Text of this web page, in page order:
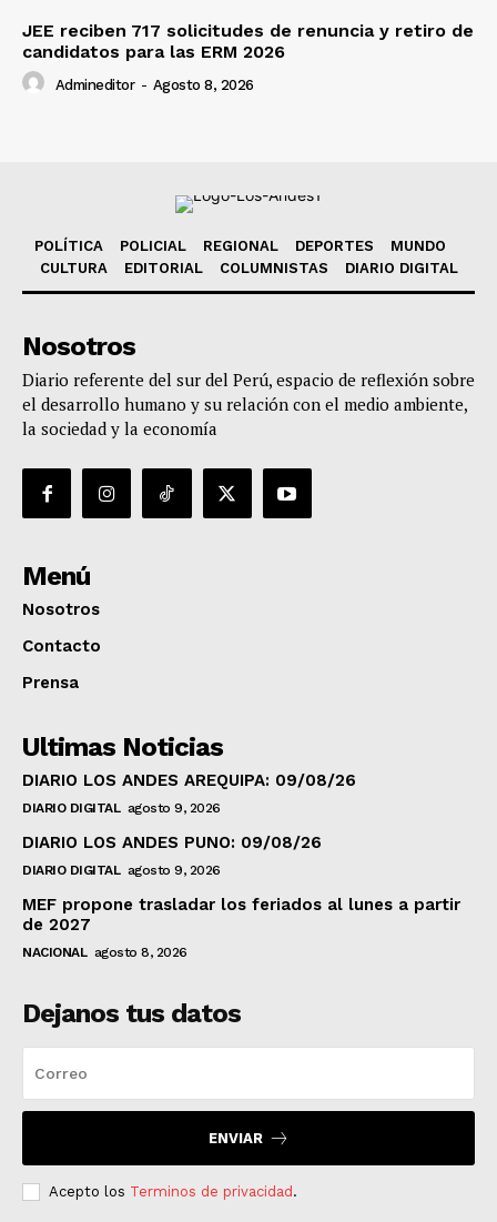
JEE reciben 717 solicitudes de renuncia y retiro de
candidatos para las ERM 2026
Admineditor - Agosto 8, 2026
POLÍTICA POLICIAL REGIONAL DEPORTES
MUNDO
CULTURA
EDITORIAL COLUMNISTAS DIARIO DIGITAL
Nosotros
Diario referente del sur del Perú, espacio de reflexión sobre
el desarrollo humano y su relación con el medio ambiente,
la sociedad y la economía
Menú
Nosotros
Contacto
Prensa
Ultimas Noticias
DIARIO LOS ANDES AREQUIPA: 09/08/26
DIARIO DIGITAL agosto 9, 2026
DIARIO LOS ANDES PUNO: 09/08/26
DIARIO DIGITAL agosto 9, 2026
MEF propone trasladar los feriados al lunes a partir
de 2027
NACIONAL agosto 8, 2026
Dejanos tus datos
ENVIAR
Acepto los Terminos de privacidad.